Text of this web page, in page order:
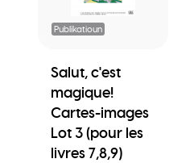
Publikatioun
Salut, c'est
magique!
Cartes-images
Lot 3 (pour les
livres 7,8,9)